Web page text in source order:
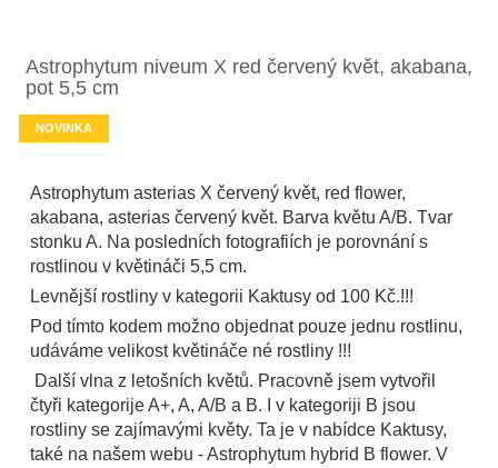
Astrophytum niveum X red červený květ, akabana,
pot 5,5 cm
NOVINKA
Astrophytum asterias X červený květ, red flower,
akabana, asterias červený květ. Barva květu A/B. Tvar
stonku A. Na posledních fotografiích je porovnání s
rostlinou v květináči 5,5 cm.
Levnější rostliny v kategorii Kaktusy od 100 Kč.!!!
Pod tímto kodem možno objednat pouze jednu rostlinu,
udáváme velikost květináče né rostliny !!!
Další vlna z letošních květů. Pracovně jsem vytvořil
čtyři kategorije A+, A, A/B a B. I v kategoriji B jsou
rostliny se zajímavými květy. Ta je v nabídce Kaktusy,
také na našem webu - Astrophytum hybrid B flower. V